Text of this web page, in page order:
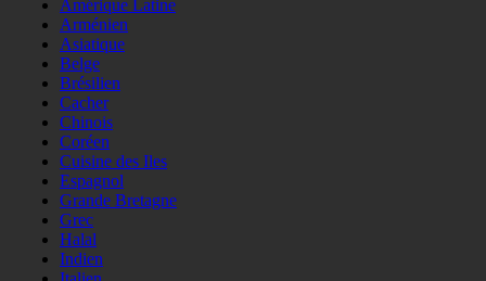
Amérique Latine
Arménien
Asiatique
Belge
Brésilien
Cacher
Chinois
Coréen
Cuisine des Iles
Espagnol
Grande Bretagne
Grec
Halal
Indien